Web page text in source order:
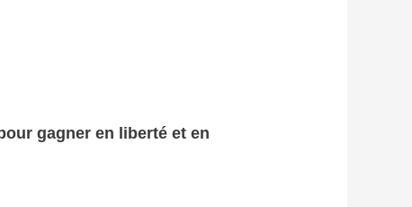
gagner en liberté et en